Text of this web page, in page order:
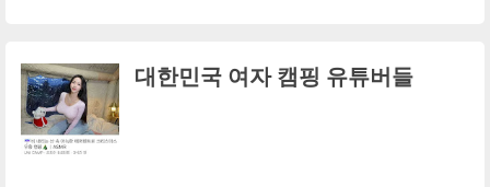
대한민국 여자 캠핑 유튜버들